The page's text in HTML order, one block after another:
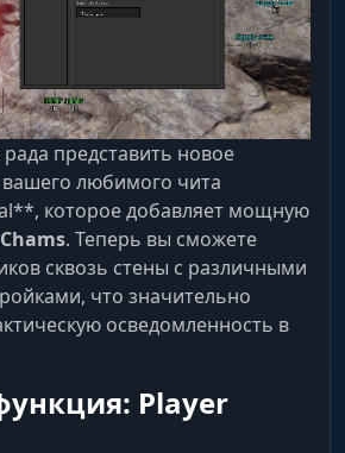
представить новое
любимого чита
которое добавляет мощную
. Теперь вы сможете
сквозь стены с различными
что значительно
осведомленность в
Player